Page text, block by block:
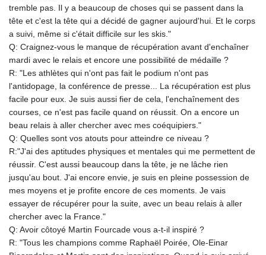
LAK
22637.365499
89717.564641
LKR 336.535164
LRD 180.841182
LSL 16.341492
LTL 2.95274
LVL 0.60489
LYD 6.38659
MAD 9.347628
MDL 17.432256
MGA
4307.49732
MKD 53.409668
MMK
MNT
3595.840223
tremble pas. Il y a beaucoup de choses qui se passent dans la
tête et c'est la tête qui a décidé de gagner aujourd'hui. Et le corps
a suivi, même si c'était difficile sur les skis."
Q: Craignez-vous le manque de récupération avant d'enchaîner
mardi avec le relais et encore une possibilité de médaille ?
R: "Les athlètes qui n'ont pas fait le podium n'ont pas
l'antidopage, la conférence de presse... La récupération est plus
facile pour eux. Je suis aussi fier de cela, l'enchaînement des
courses, ce n'est pas facile quand on réussit. On a encore un
beau relais à aller chercher avec mes coéquipiers."
Q: Quelles sont vos atouts pour atteindre ce niveau ?
R:"J'ai des aptitudes physiques et mentales qui me permettent de
réussir. C'est aussi beaucoup dans la tête, je ne lâche rien
jusqu'au bout. J'ai encore envie, je suis en pleine possession de
mes moyens et je profite encore de ces moments. Je vais
essayer de récupérer pour la suite, avec un beau relais à aller
chercher avec la France."
Q: Avoir côtoyé Martin Fourcade vous a-t-il inspiré ?
R: "Tous les champions comme Raphaël Poirée, Ole-Einar